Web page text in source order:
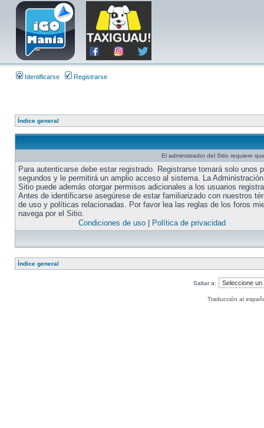
Identificarse Registrarse
Índice general
El administrador del Sitio requiere
Para autenticarse debe estar registrado. Registrarse tomará solo unos
segundos y le permitirá un amplio acceso al sistema. La
Sitio puede además otorgar permisos adicionales a los usuarios
Antes de identificarse asegúrese de estar familiarizado con nuestros
de uso y políticas relacionadas. Por favor lea las reglas de los foros
navega por el Sitio.
Condiciones de uso| Política de privacidad
Índice general
Saltar a:
Traducción al